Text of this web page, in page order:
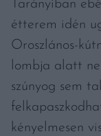
Tarányiban
étterem idén
Oroszlános-
lombja alatt
szúnyog sem
kényelmesen